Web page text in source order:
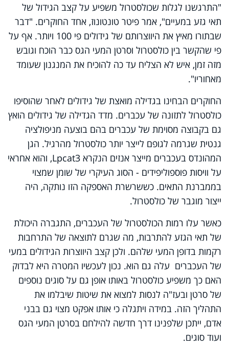
"התרגשנו לגלות שכולסטרול משפיע על קצב הגידול של
תאי גזע במעיים", אמר פיטר טונטונוז, אחד החוקרים. "דבר
שבתורו מאיץ את היווצרותם של גידולים פי 100 ויותר. אף על
פי שהקשר בין כולסטרול וסרטן המעי הגס כבר הוכח וגובש
מזה זמן, איש לא הצליח עד כה להוכיח את המנגנון שעומד
מאחוריו".
החוקרים הבחינו בגדילה מואצת של גידולים לאחר שהוסיפו
כולסטרול לתזונה של עכברים. מדד הגדילה של גידולים הואץ
גם בקבוצה מסוימת של עכברים בהם בוצעה מניפולציה
גנטית שגרמה לגופם לייצר יותר כולסטרול מהרגיל. הגן
המהונדס בעכברים מייצר אנזים הנקרא Lpcat3, והוא אחראי
על וויסות פוספוליפידים - הסוג העיקרי של שומן שמצוי
בממברנת התאים. כששרשרת האספקה הזו נותקה, היה
ייצור מוגבר של כולסטרול.
כאשר עלו רמות הכולסטרול של העכברים, התגברה היכולת
של תאי הגזע להתרבות, מה שגרם לתוצאה של התרחבות
רקמות בדופן המעי שלהם. ולכן קצב היווצרות הגידולים במעי
של העכברים עלה גם הוא. נכון לעכשיו המטרה היא לבדוק
האם כך משפיע כולסטרול באותו אופן גם על סוגים נוספים
של סרטן ובעז"ה לנסות למצוא את שיטות שיבלמו את
התהליך הזה. במידה ויתגלה כי אותו אפקט מצוי גם בבני
אדם, ייתכן שלפנינו דרך חדשה להילחם בסרטן המעי הגס
ועוד סוגים.